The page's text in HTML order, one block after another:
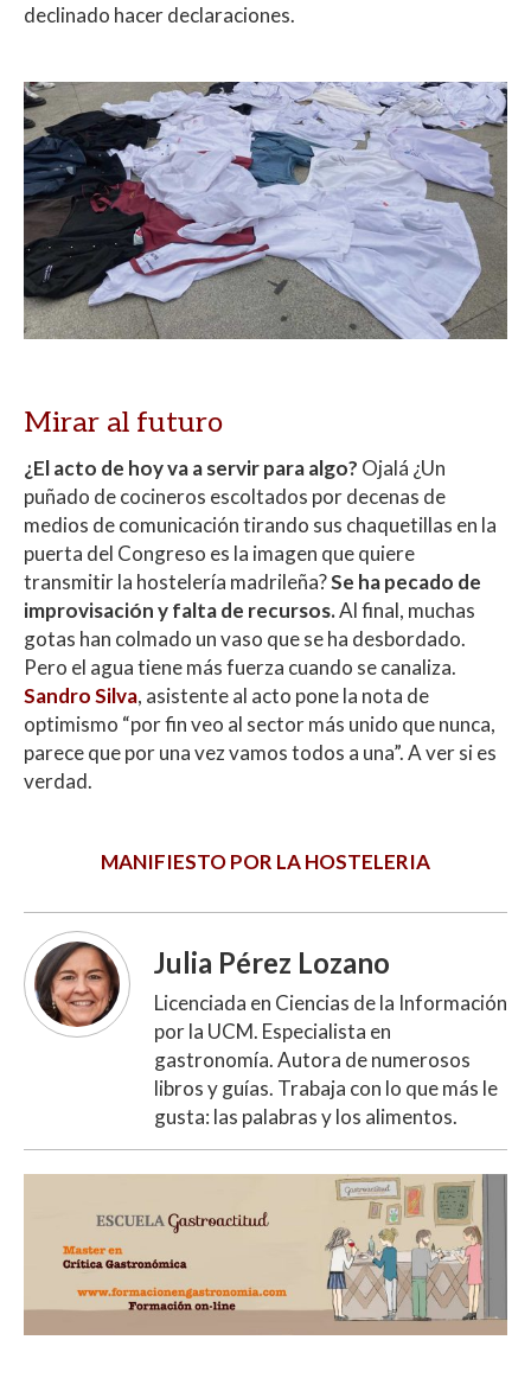
declinado hacer declaraciones.
Mirar al futuro
¿El acto de hoy va a servir para algo? Ojalá ¿Un
puñado de cocineros escoltados por decenas de
medios de comunicación tirando sus chaquetillas en la
puerta del Congreso es la imagen que quiere
transmitir la hostelería madrileña?Se ha pecado de
improvisación y falta de recursos.Al final, muchas
gotas han colmado un vaso que se ha desbordado.
Pero el agua tiene más fuerza cuando se canaliza.
Sandro Silva, asistente al acto pone la nota de
optimismo “por fin veo al sector más unido que nunca,
parece que por una vez vamos todos a una”. A ver si es
verdad.
MANIFIESTO POR LA HOSTELERIA
Julia Pérez Lozano
Licenciada en Ciencias de la Información
por la UCM. Especialista en
gastronomía. Autora de numerosos
libros y guías. Trabaja con lo que más le
gusta: las palabras y los alimentos.